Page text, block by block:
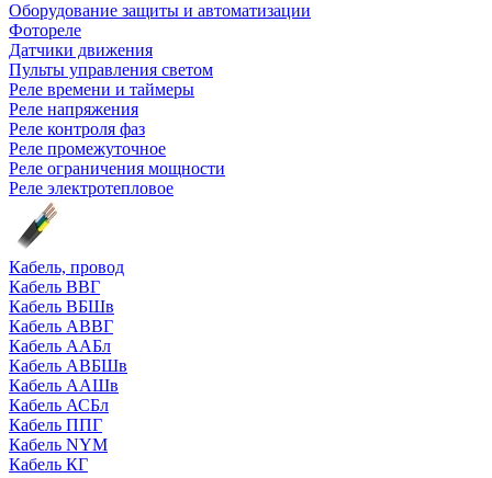
Оборудование защиты и автоматизации
Фотореле
Датчики движения
Пульты управления светом
Реле времени и таймеры
Реле напряжения
Реле контроля фаз
Реле промежуточное
Реле ограничения мощности
Реле электротепловое
Кабель, провод
Кабель ВВГ
Кабель ВБШв
Кабель АВВГ
Кабель ААБл
Кабель АВБШв
Кабель ААШв
Кабель АСБл
Кабель ППГ
Кабель NYM
Кабель КГ